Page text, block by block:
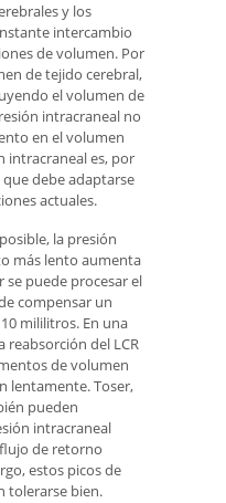
y los
intercambio
de volumen. Por
de tejido cerebral,
el volumen de
intracraneal no
en el volumen
intracraneal es, por
debe adaptarse
actuales.
la presión
más lento aumenta
se puede procesar el
compensar un
mililitros. En una
reabsorción del LCR
de volumen
lentamente. Toser,
pueden
intracraneal
de retorno
estos picos de
tolerarse bien.